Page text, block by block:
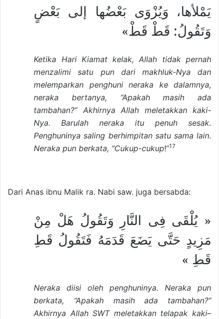
يَمْلأها، وَيُزْوَى بَعْضُها إلى بَعْضٍ
وَتَقُولُ: قَطْ قَطْ»
Ketika Hari Kiamat kelak, Allah tidak pernah
menzalimi satu pun dari makhluk-Nya dan
melemparkan penghuni neraka ke dalamnya,
neraka bertanya, “Apakah masih ada
tambahan?” Akhirnya Allah meletakkan kaki-
Nya. Barulah neraka itu penuh sesak.
Penghuninya saling berhimpitan satu sama lain.
Neraka pun berkata, “Cukup-cukup!”17
Dari Anas ibnu Malik ra. Nabi saw. juga bersabda:
« يُلْقَى فِى النَّارِ وَتَقُولُ هَلْ مِنْ
مَزِيدٍ حَتَّى يَضَعَ قَدَمَهُ فَتَقُولُ قَطِ
قَطِ »
Neraka diisi oleh penghuninya. Neraka pun
berkata, “Apakah masih ada tambahan?”
Akhirnya Allah SWT meletakkan telapak kaki–